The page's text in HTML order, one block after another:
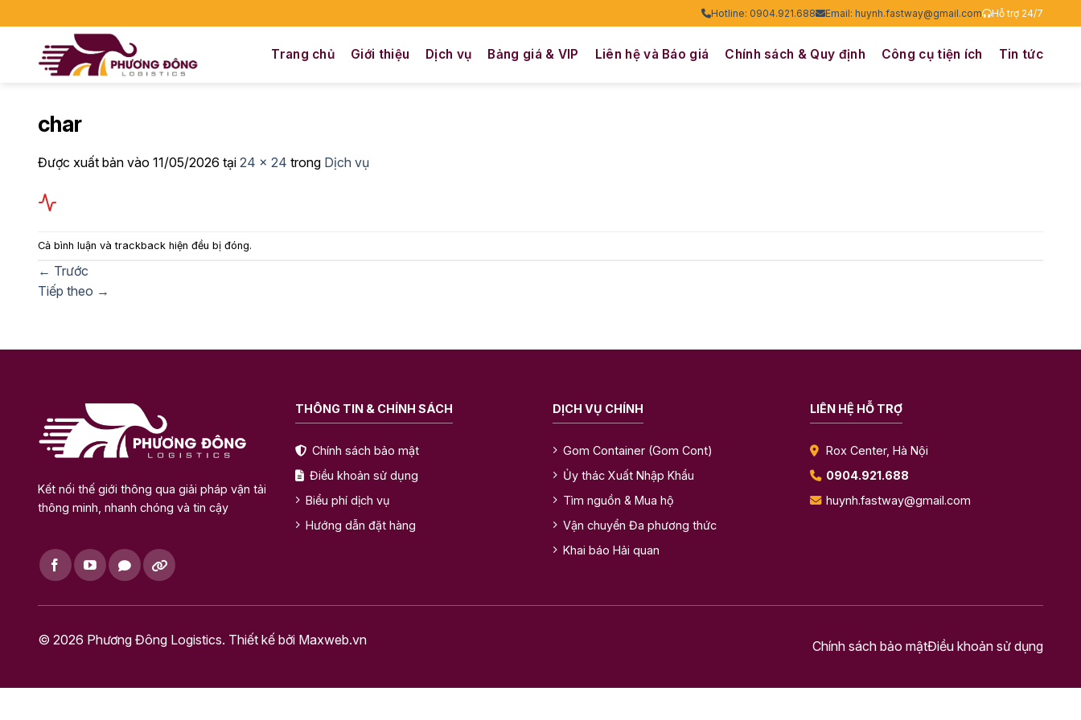
qua
Hotline: 0904.921.688 Email: huynh.fastway@gmail.com Hỗ trợ 24/7
Trang chủ Giới thiệu Dịch vụ Bảng giá & VIP Liên hệ và Báo giá Chính sách & Quy định Công cụ tiện ích Tin tức
char
Được xuất bản vào 11/05/2026 tại 24 × 24 trong Dịch vụ
Cả bình luận và trackback hiện đều bị đóng.
← Trước
Tiếp theo →
Kết nối thế giới thông qua giải pháp vận tải
thông minh, nhanh chóng và tin cậy
THÔNG TIN & CHÍNH SÁCH
Chính sách bảo mật
Điều khoản sử dụng
Biểu phí dịch vụ
Hướng dẫn đặt hàng
DỊCH VỤ CHÍNH
Gom Container (Gom Cont)
Ủy thác Xuất Nhập Khẩu
Tìm nguồn & Mua hộ
Vận chuyển Đa phương thức
Khai báo Hải quan
LIÊN HỆ HỖ TRỢ
Rox Center, Hà Nội
0904.921.688
huynh.fastway@gmail.com
© 2026 Phương Đông Logistics. Thiết kế bởi Maxweb.vn Chính sách bảo mậtĐiều khoản sử dụng